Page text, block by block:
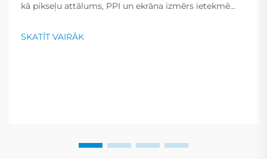
kā pikseļu attālums, PPI un ekrāna izmērs ietekmē
izvēlēties optimālo izšķirtspēju saviem mērķiem.
SKATĪT VAIRĀK